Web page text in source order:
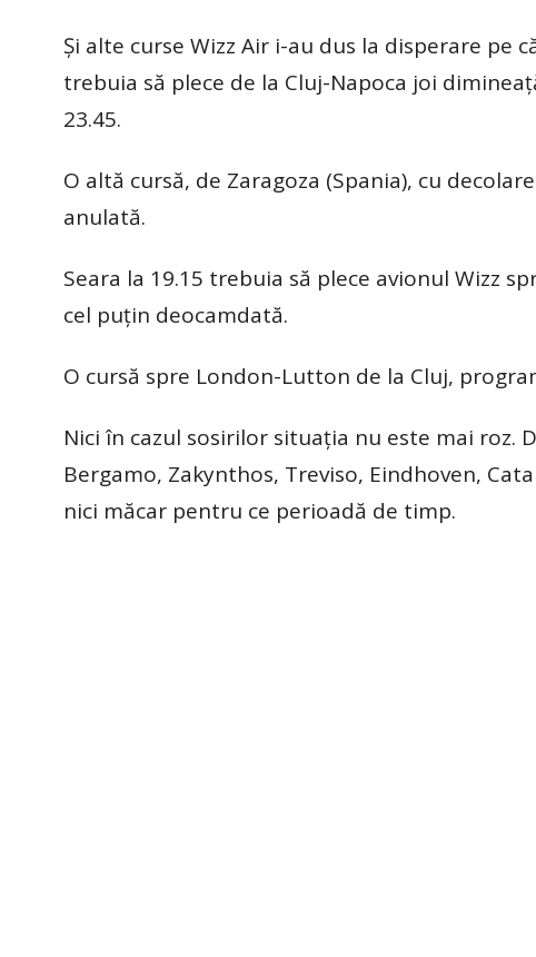
Şi alte curse Wizz Air i-au dus la disperare pe
trebuia să plece de la Cluj-Napoca joi
23.45.
O altă cursă, de Zaragoza (Spania), cu
anulată.
Seara la 19.15 trebuia să plece avionul Wizz
cel puțin deocamdată.
O cursă spre London-Lutton de la Cluj,
Nici în cazul sosirilor situația nu este mai roz.
Bergamo, Zakynthos, Treviso, Eindhoven,
nici măcar pentru ce perioadă de timp.